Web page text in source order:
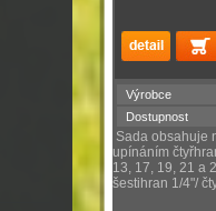
Výrobce
Dostupnost
Sada obsahuje
upínáním
13, 17, 19, 21 a
šestihran 1/4"/